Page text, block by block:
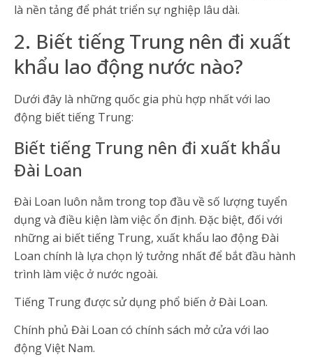
là nền tảng để phát triển sự nghiệp lâu dài.
2. Biết tiếng Trung nên đi xuất
khẩu lao động nước nào?
Dưới đây là những quốc gia phù hợp nhất với lao
động biết tiếng Trung:
Biết tiếng Trung nên đi xuất khẩu
Đài Loan
Đài Loan luôn nằm trong top đầu về số lượng tuyển
dụng và điều kiện làm việc ổn định. Đặc biệt, đối với
những ai biết tiếng Trung, xuất khẩu lao động Đài
Loan chính là lựa chọn lý tưởng nhất để bắt đầu hành
trình làm việc ở nước ngoài.
Tiếng Trung được sử dụng phổ biến ở Đài Loan.
Chính phủ Đài Loan có chính sách mở cửa với lao
động Việt Nam.